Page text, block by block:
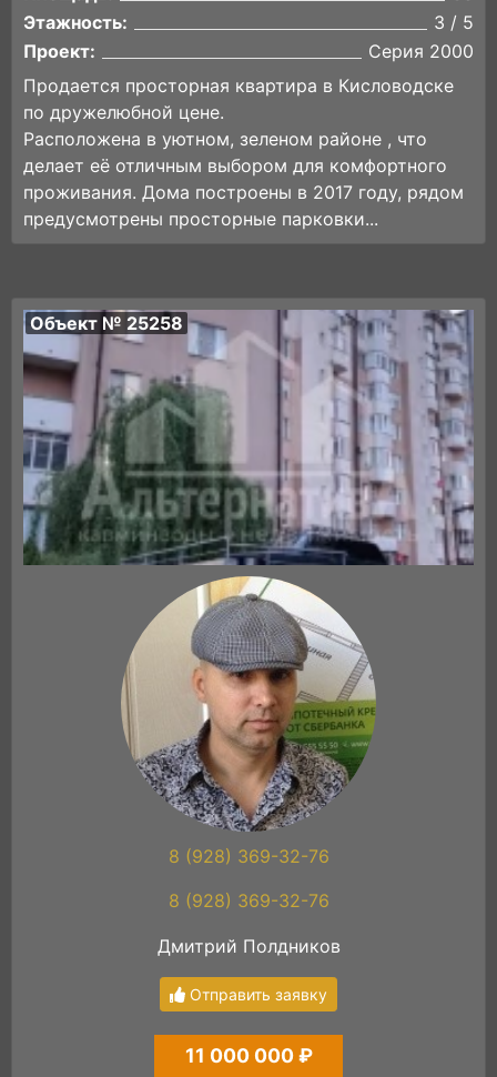
Этажность:
3 / 5
Проект:
Серия 2000
Продается просторная квартира в Кисловодске
по дружелюбной цене.
Расположена в уютном, зеленом районе , что
делает её отличным выбором для комфортного
проживания. Дома построены в 2017 году, рядом
предусмотрены просторные парковки...
Объект № 25258
8 (928) 369-32-76
8 (928) 369-32-76
Дмитрий Полдников
Отправить заявку
11 000 000 ₽